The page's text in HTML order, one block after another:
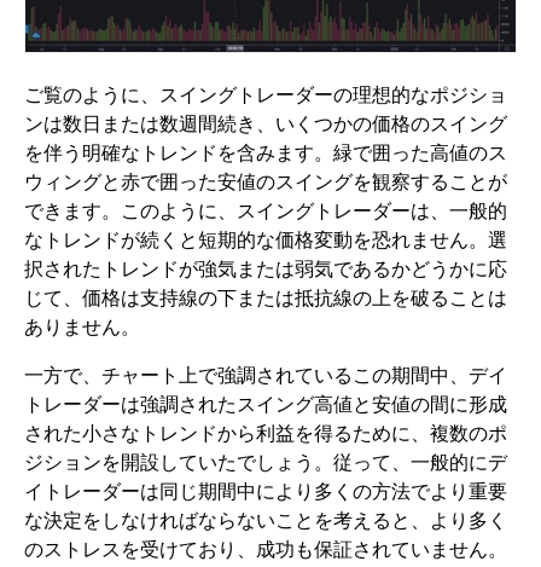
ご覧のように、スイングトレーダーの理想的なポジショ
ンは数日または数週間続き、いくつかの価格のスイング
を伴う明確なトレンドを含みます。緑で囲った高値のス
ウィングと赤で囲った安値のスイングを観察することが
できます。このように、スイングトレーダーは、一般的
なトレンドが続くと短期的な価格変動を恐れません。選
択されたトレンドが強気または弱気であるかどうかに応
じて、価格は支持線の下または抵抗線の上を破ることは
ありません。
一方で、チャート上で強調されているこの期間中、デイ
トレーダーは強調されたスイング高値と安値の間に形成
された小さなトレンドから利益を得るために、複数のポ
ジションを開設していたでしょう。従って、一般的にデ
イトレーダーは同じ期間中により多くの方法でより重要
な決定をしなければならないことを考えると、より多く
のストレスを受けており、成功も保証されていません。